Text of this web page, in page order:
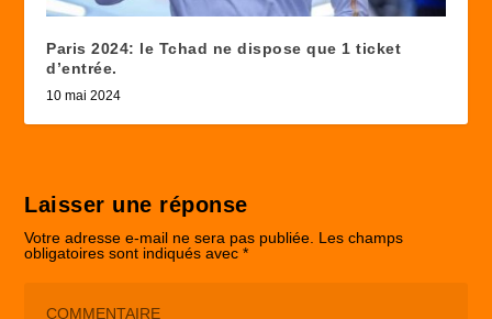
Paris 2024: le Tchad ne dispose que 1 ticket
d’entrée.
10 mai 2024
Laisser une réponse
Votre adresse e-mail ne sera pas publiée. Les champs
obligatoires sont indiqués avec*